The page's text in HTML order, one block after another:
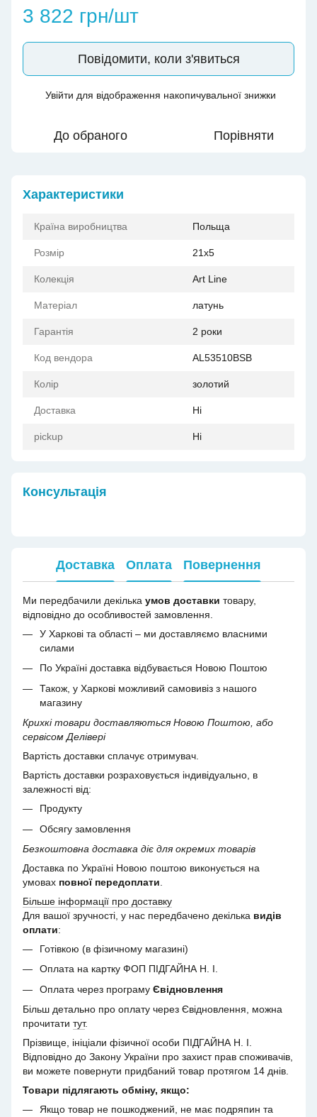
3 822 грн/шт
Повідомити, коли з'явиться
Увійти для відображення накопичувальної знижки
До обраного Порівняти
Характеристики
Країна виробництва Польща
Розмір 21x5
Колекція Art Line
Матеріал латунь
Гарантія 2 роки
Код вендора AL53510BSB
Колір золотий
Доставка Ні
pickup Ні
Консультація
Доставка Оплата Повернення
Ми передбачили декілька умов доставки товару,
відповідно до особливостей замовлення.
У Харкові та області – ми доставляємо власними
силами
По Україні доставка відбувається Новою Поштою
Також, у Харкові можливий самовивіз з нашого
магазину
Крихкі товари доставляються Новою Поштою, або
сервісом Делівері
Вартість доставки сплачує отримувач.
Вартість доставки розраховується індивідуально, в
залежності від:
Продукту
Обсягу замовлення
Безкоштовна доставка діє для окремих товарів
Доставка по Україні Новою поштою виконується на
умовах повної передоплати
Більше інформації про доставку
Для вашої зручності, у нас передбачено декілька видів
оплати:
Готівкою (в фізичному магазині)
Оплата на картку ФОП ПІДГАЙНА Н. І.
Оплата через програму Євідновлення
Більш детально про оплату через Євідновлення, можна
прочитати тут.
Прізвище, ініціали фізичної особи ПІДГАЙНА Н. І.
Відповідно до Закону України про захист прав споживачів,
ви можете повернути придбаний товар протягом 14 днів.
Товари підлягають обміну, якщо:
Якщо товар не пошкоджений, не має подряпин та